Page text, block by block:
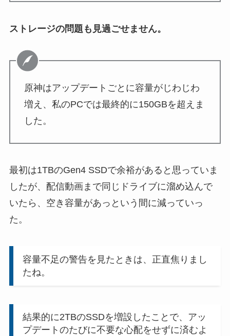
ストレージの問題も見過ごせません。
原神はアップデートごとに容量がじわじわ
増え、私のPCでは最終的に150GBを超えま
した。
最初は1TBのGen4 SSDで余裕があると思っていま
したが、配信動画まで同じドライブに溜め込んで
いたら、空き容量があっという間に減っていっ
た。
容量不足の警告を見たときは、正直焦りまし
たね。
結果的に2TBのSSDを増設したことで、アッ
プデートのたびに不要な心配をせずに済むよ